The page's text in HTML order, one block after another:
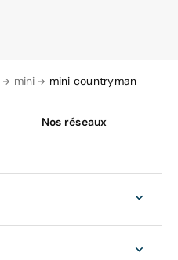
mini mini countryman
Nos réseaux